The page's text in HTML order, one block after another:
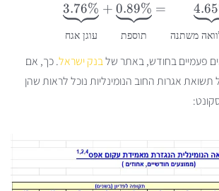
עוגן אגח
3.76% +
תוספת
0.89% =
משתנה
פעמיים בחודש, באתר שלבנק ישראל. כך, אם
אגרות החוב הנומינליות נוכל לראות שהן